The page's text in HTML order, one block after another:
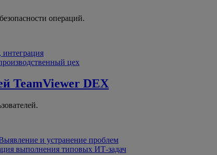
операций.
интеграция
цех
TeamViewer DEX
и устранение проблем
выполнения типовых ИТ-задач